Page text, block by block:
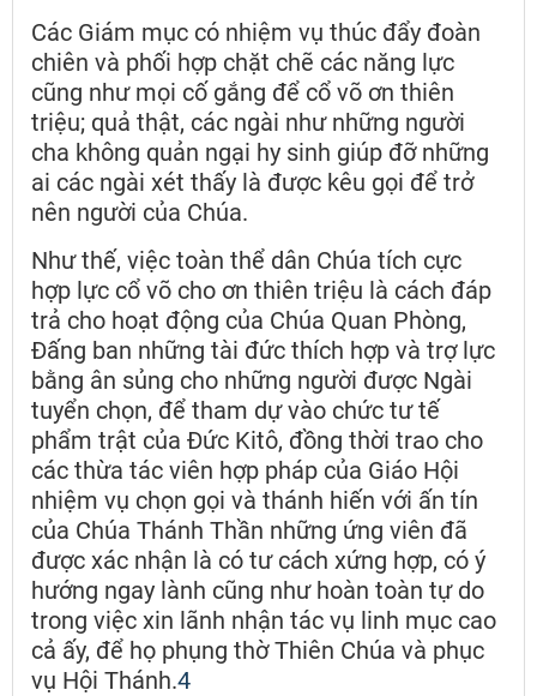
Các Giám mục có nhiệm vụ thúc đẩy đoàn
chiên và phối hợp chặt chẽ các năng lực
cũng như mọi cố gắng để cổ võ ơn thiên
triệu; quả thật, các ngài như những người
cha không quản ngại hy sinh giúp đỡ những
ai các ngài xét thấy là được kêu gọi để trở
nên người của Chúa.
Như thế, việc toàn thể dân Chúa tích cực
hợp lực cổ võ cho ơn thiên triệu là cách đáp
trả cho hoạt động của Chúa Quan Phòng,
Đấng ban những tài đức thích hợp và trợ lực
bằng ân sủng cho những người được Ngài
tuyển chọn, để tham dự vào chức tư tế
phẩm trật của Đức Kitô, đồng thời trao cho
các thừa tác viên hợp pháp của Giáo Hội
nhiệm vụ chọn gọi và thánh hiến với ấn tín
của Chúa Thánh Thần những ứng viên đã
được xác nhận là có tư cách xứng hợp, có ý
hướng ngay lành cũng như hoàn toàn tự do
trong việc xin lãnh nhận tác vụ linh mục cao
cả ấy, để họ phụng thờ Thiên Chúa và phục
vụ Hội Thánh.4